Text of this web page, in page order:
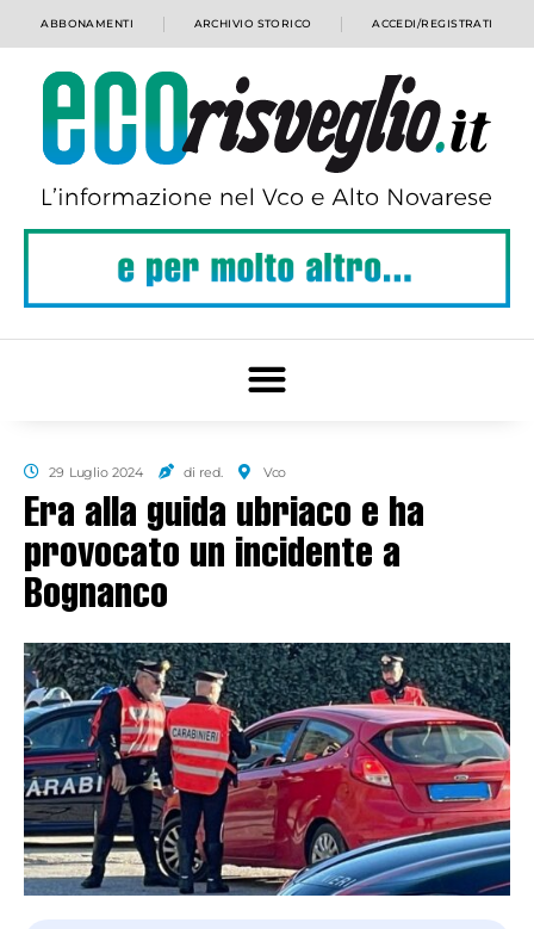
ABBONAMENTI ARCHIVIO STORICO ACCEDI/REGISTRATI
29 Luglio 2024 di red. Vco
Era alla guida ubriaco e ha
provocato un incidente a
Bognanco